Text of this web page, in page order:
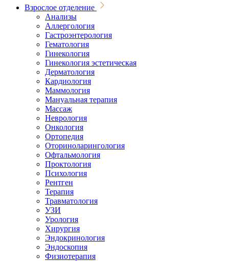
Взрослое отделение
Анализы
Аллергология
Гастроэнтерология
Гематология
Гинекология
Гинекология эстетическая
Дерматология
Кардиология
Маммология
Мануальная терапия
Массаж
Неврология
Онкология
Ортопедия
Оториноларингология
Офтальмология
Проктология
Психология
Рентген
Терапия
Травматология
УЗИ
Урология
Хирургия
Эндокринология
Эндоскопия
Физиотерапия